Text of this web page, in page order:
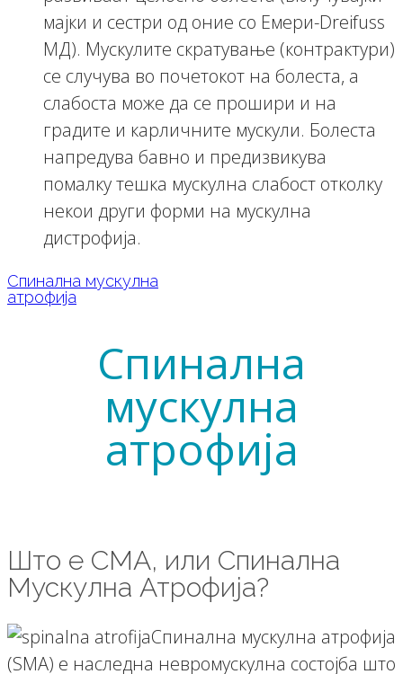
мајки и сестри од оние со Емери-Dreifuss
МД). Мускулите скратување (контрактури)
се случува во почетокот на болеста, а
слабоста може да се прошири и на
градите и карличните мускули. Болеста
напредува бавно и предизвикува
помалку тешка мускулна слабост отколку
некои други форми на мускулна
дистрофија.
Спинална мускулна
атрофија
Спинална
мускулна
атрофија
Што е СМА, или Спинална
Мускулна Атрофија?
Спинална мускулна атрофија
(SMA) е наследна невромускулна состојба што